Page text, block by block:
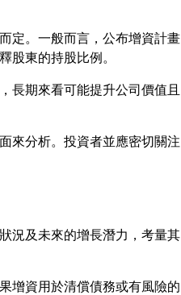
定。一般而言，公布增資計畫
長期來看可能提升公司價值且
來分析。投資者並應密切關注
況及未來的增長潛力，考量其
增資用於清償債務或有風險的